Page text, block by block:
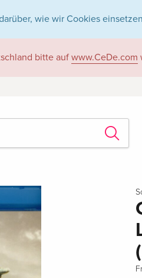
wie wir Cookies
bitte auf www.CeDe.com